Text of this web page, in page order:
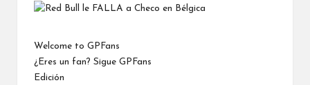
Welcome to GPFans
¿Eres un fan? Sigue GPFans
Edición